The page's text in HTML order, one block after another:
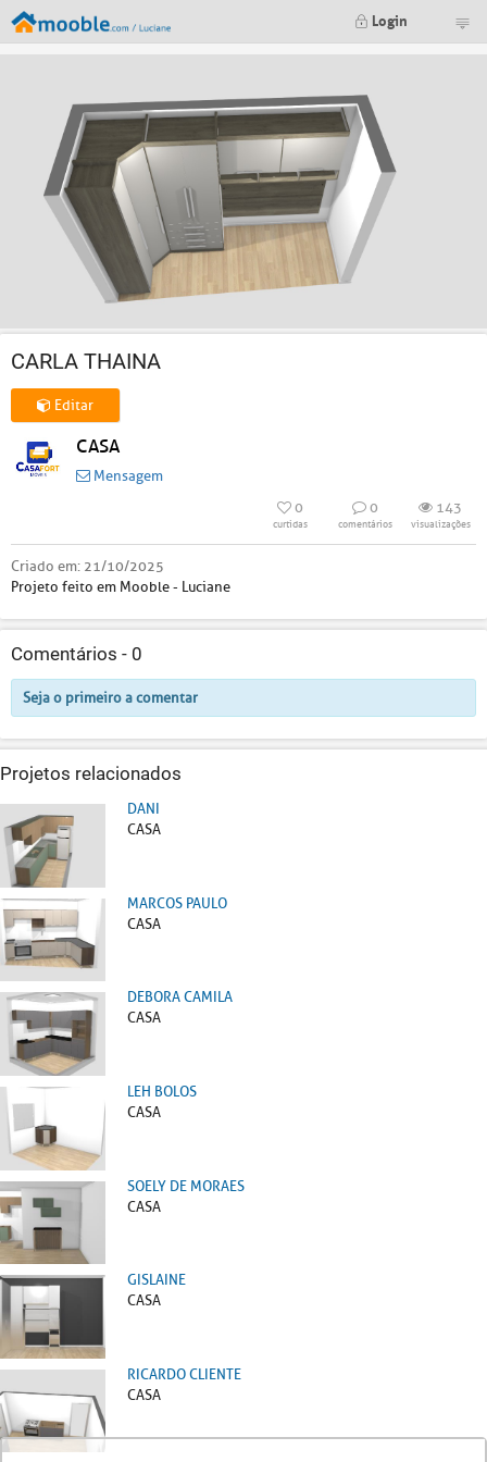
Login
CARLA THAINA
Editar
CASA
Mensagem
0
curtidas
0
comentários
143
visualizações
Criado em: 21/10/2025
Projeto feito em Mooble - Luciane
Comentários - 0
Seja o primeiro a comentar
Projetos relacionados
DANI
CASA
MARCOS PAULO
CASA
DEBORA CAMILA
CASA
LEH BOLOS
CASA
SOELY DE MORAES
CASA
GISLAINE
CASA
RICARDO CLIENTE
CASA